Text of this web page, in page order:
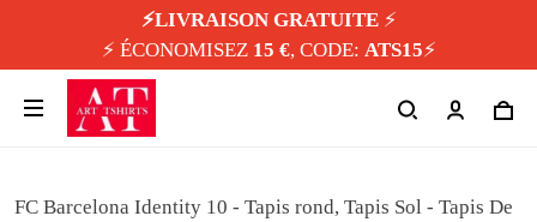
⚡️LIVRAISON GRATUITE⚡️
⚡️ ÉCONOMISEZ 15 €, CODE: ATS15⚡️
FC Barcelona Identity 10 - Tapis rond, Tapis Sol - Tapis De